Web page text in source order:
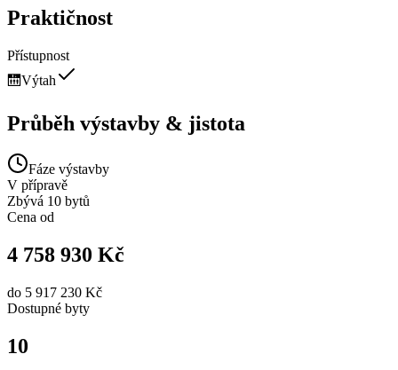
Praktičnost
Přístupnost
🛗Výtah
Průběh výstavby & jistota
Fáze výstavby
V přípravě
Zbývá 10 bytů
Cena od
4 758 930 Kč
do 5 917 230 Kč
Dostupné byty
10